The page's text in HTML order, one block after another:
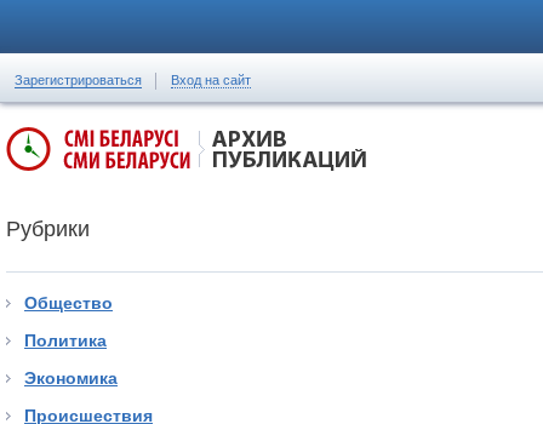
Зарегистрироваться Вход на сайт
Рубрики
Общество
Политика
Экономика
Происшествия